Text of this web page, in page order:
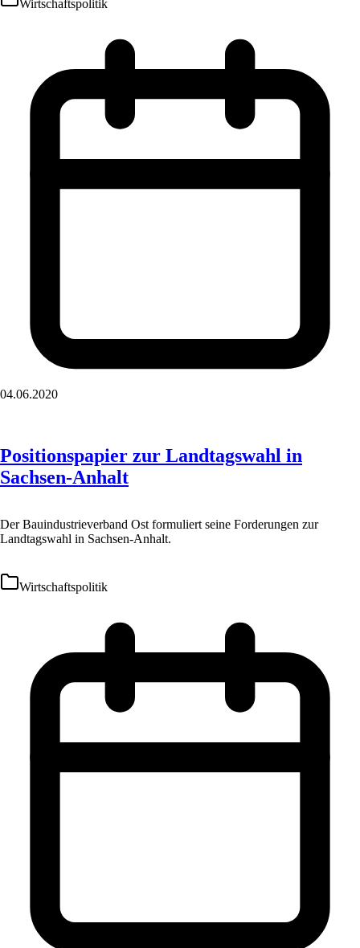
Wirtschaftspolitik
04.06.2020
Positionspapier zur Landtagswahl in
Sachsen-Anhalt
Der Bauindustrieverband Ost formuliert seine Forderungen zur
Landtagswahl in Sachsen-Anhalt.
Wirtschaftspolitik